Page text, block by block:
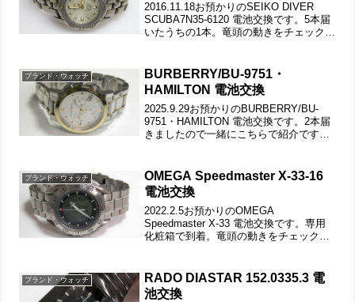
2016.11.18お預かりのSEIKO DIVER
SCUBA7N35-6120 電池交換です。5本届
いたうちの1本。竜頭の動きをチェックし
ックします。バックルの汚れ...
ブランド・ウォッチ
BURBERRY/BU-9751・
HAMILTON 電池交換
2025.9.29お預かりのBURBERRY/BU-
9751・HAMILTON 電池交換です。2本届
きましたので一緒にこちらで紹介です。
ネジで留まっていて裏蓋記載。こ...
ブランド・ウォッチ
OMEGA Speedmaster X-33-16
電池交換
2022.2.5お預かりのOMEGA
Speedmaster X-33 電池交換です。専用
化粧箱で到着。竜頭の動きをチェックし
す。裏蓋は9本ネジで留まっていて裏蓋記
載。...
ブランド・ウォッチ
RADO DIASTAR 152.0335.3 電
池交換